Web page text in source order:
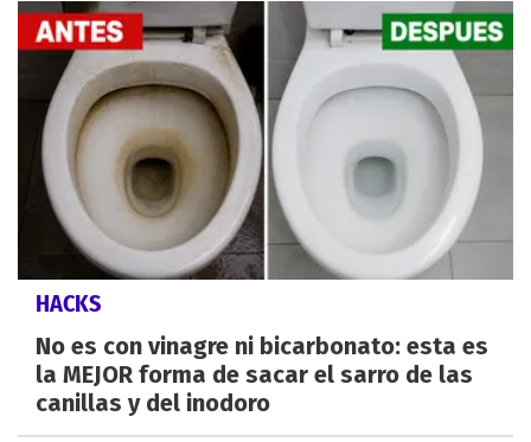
HACKS
No es con vinagre ni bicarbonato: esta es
la MEJOR forma de sacar el sarro de las
canillas y del inodoro